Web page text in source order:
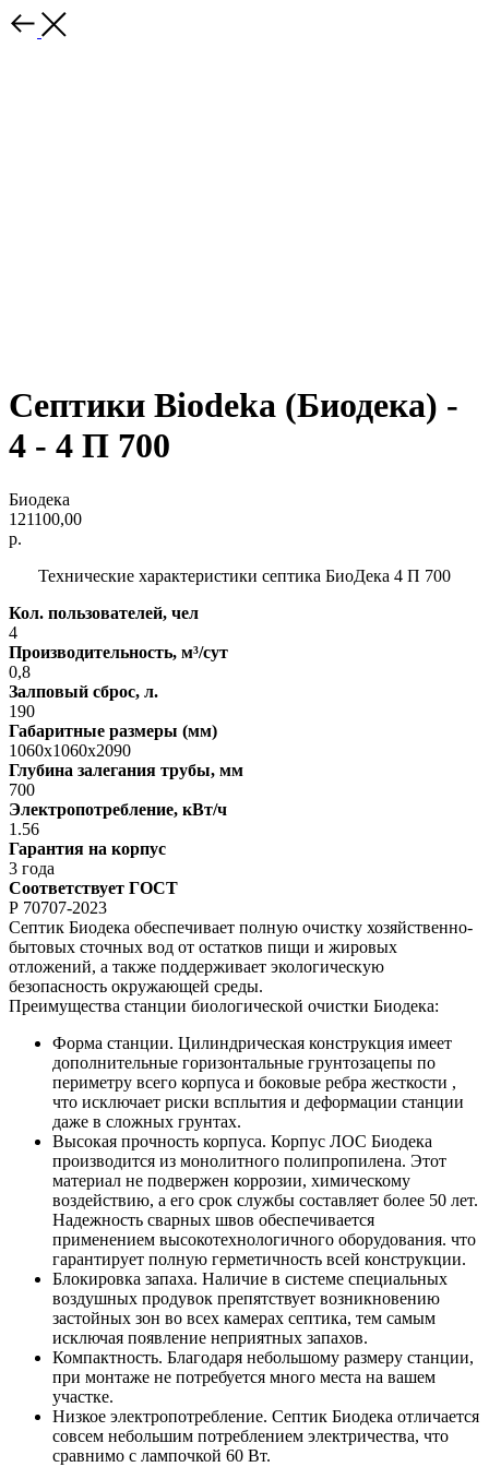
Септики Biodeka (Биодека) -
4 - 4 П 700
Биодека
121100,00
р.
Технические характеристики септика БиоДека 4 П 700
Кол. пользователей, чел
4
Производительность, м³/сут
0,8
Залповый сброс, л.
190
Габаритные размеры (мм)
1060x1060x2090
Глубина залегания трубы, мм
700
Электропотребление, кВт/ч
1.56
Гарантия на корпус
3 года
Соответствует ГОСТ
Р 70707-2023
Септик Биодека обеспечивает полную очистку хозяйственно-
бытовых сточных вод от остатков пищи и жировых
отложений, а также поддерживает экологическую
безопасность окружающей среды.
Преимущества станции биологической очистки Биодека:
Форма станции. Цилиндрическая конструкция имеет
дополнительные горизонтальные грунтозацепы по
периметру всего корпуса и боковые ребра жесткости ,
что исключает риски всплытия и деформации станции
даже в сложных грунтах.
Высокая прочность корпуса. Корпус ЛОС Биодека
производится из монолитного полипропилена. Этот
материал не подвержен коррозии, химическому
воздействию, а его срок службы составляет более 50 лет.
Надежность сварных швов обеспечивается
применением высокотехнологичного оборудования. что
гарантирует полную герметичность всей конструкции.
Блокировка запаха. Наличие в системе специальных
воздушных продувок препятствует возникновению
застойных зон во всех камерах септика, тем самым
исключая появление неприятных запахов.
Компактность. Благодаря небольшому размеру станции,
при монтаже не потребуется много места на вашем
участке.
Низкое электропотребление. Септик Биодека отличается
совсем небольшим потреблением электричества, что
сравнимо с лампочкой 60 Вт.